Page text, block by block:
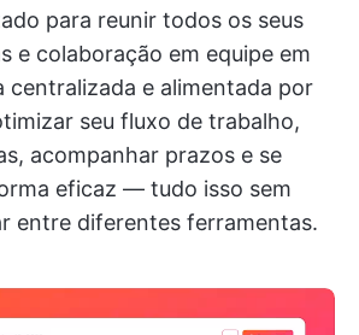
para reunir todos os seus
e colaboração em equipe em
centralizada e alimentada por
seu fluxo de trabalho,
acompanhar prazos e se
eficaz — tudo isso sem
entre diferentes ferramentas.